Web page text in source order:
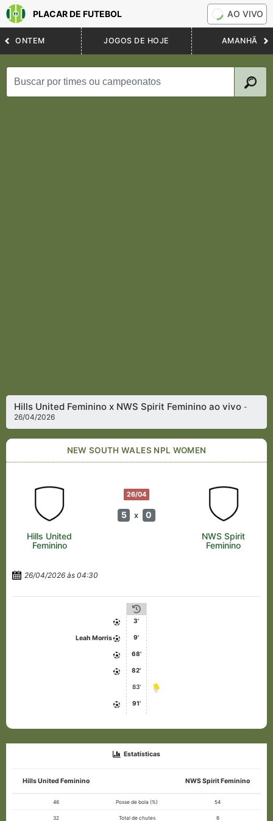
PLACAR DE FUTEBOL AO VIVO
ONTEM JOGOS DE HOJE AMANHÃ
Hills United Feminino x NWS Spirit Feminino ao vivo-
26/04/2026
NEW SOUTH WALES NPL WOMEN
26/04
5 x 0
Hills United
Feminino
NWS Spirit
Feminino
26/04/2026 às 04:30
3'
Leah Morris 9'
68'
82'
83'
91'
Estatísticas
Hills United Feminino NWS Spirit Feminino
46 Posse de bola (%) 54
32 Total de chutes 6